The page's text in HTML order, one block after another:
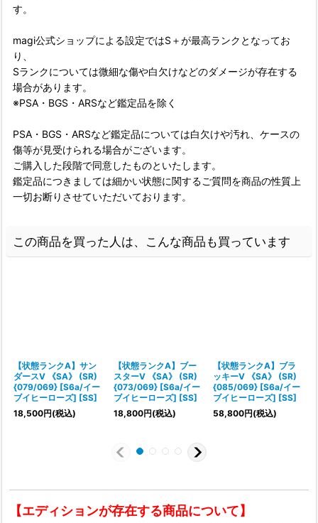
す。
magi公式ショップによる設定ではS＋が最高ランクとなってお
り、
Sランクについては微細な傷や白欠けなどのダメージが存在する
場合があります。
※PSA・BGS・ARSなど鑑定品を除く
PSA・BGS・ARSなど鑑定品については白欠けや汚れ、ケースの
傷等が見受けられる場合がございます。
ご購入した段階で同意したものといたします。
鑑定品につきましては細かい状態に関するご質問を商品の性質上
一切お断りさせていただいております。
この商品を買った人は、こんな商品も買っています
【状態ランクA】サン
ダースV 《SA》 (SR)
{079/069} [S6a/イー
ブイヒーローズ] [SS]
18,500円(税込)
【状態ランクA】ブー
スターV 《SA》 (SR)
{073/069} [S6a/イー
ブイヒーローズ] [SS]
18,800円(税込)
【状態ランクA】ブラ
ッキーV 《SA》 (SR)
{085/069} [S6a/イー
ブイヒーローズ] [SS]
58,800円(税込)
【エディションが存在する商品について】